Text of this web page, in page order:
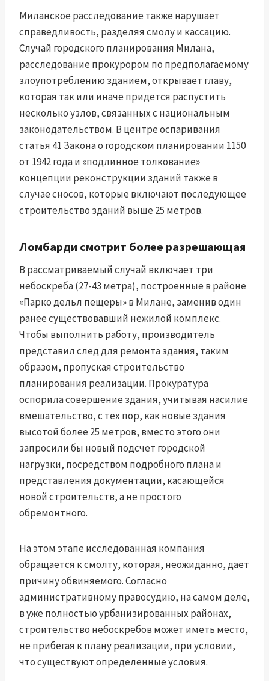
Миланское расследование также нарушает
справедливость, разделяя смолу и кассацию.
Случай городского планирования Милана,
расследование прокурором по предполагаемому
злоупотреблению зданием, открывает главу,
которая так или иначе придется распустить
несколько узлов, связанных с национальным
законодательством. В центре оспаривания
статья 41 Закона о городском планировании 1150
от 1942 года и «подлинное толкование»
концепции реконструкции зданий также в
случае сносов, которые включают последующее
строительство зданий выше 25 метров.
Ломбарди смотрит более разрешающая
В рассматриваемый случай включает три
небоскреба (27-43 метра), построенные в районе
«Парко дельл пещеры» в Милане, заменив один
ранее существовавший нежилой комплекс.
Чтобы выполнить работу, производитель
представил след для ремонта здания, таким
образом, пропуская строительство
планирования реализации. Прокуратура
оспорила совершение здания, учитывая насилие
вмешательство, с тех пор, как новые здания
высотой более 25 метров, вместо этого они
запросили бы новый подсчет городской
нагрузки, посредством подробного плана и
представления документации, касающейся
новой строительств, а не простого
обремонтного.
На этом этапе исследованная компания
обращается к смолту, которая, неожиданно, дает
причину обвиняемого. Согласно
административному правосудию, на самом деле,
в уже полностью урбанизированных районах,
строительство небоскребов может иметь место,
не прибегая к плану реализации, при условии,
что существуют определенные условия.